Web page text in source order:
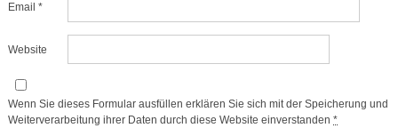
Email *
Website
Wenn Sie dieses Formular ausfüllen erklären Sie sich mit der Speicherung und
Weiterverarbeitung ihrer Daten durch diese Website einverstanden *